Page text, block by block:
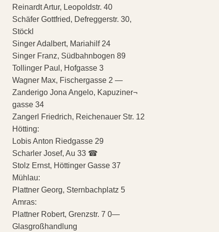
Reinardt Artur, Leopoldstr. 40
Schäfer Gottfried, Defreggerstr. 30,
Stöckl
Singer Adalbert, Mariahilf 24
Singer Franz, Südbahnbogen 89
Tollinger Paul, Hofgasse 3
Wagner Max, Fischergasse 2 —
Zanderigo Jona Angelo, Kapuziner¬
gasse 34
Zangerl Friedrich, Reichenauer Str. 12
Hötting:
Lobis Anton Riedgasse 29
Scharler Josef, Au 33 ☎
Stolz Ernst, Höttinger Gasse 37
Mühlau:
Plattner Georg, Sternbachplatz 5
Amras:
Plattner Robert, Grenzstr. 7 0—
Glasgroßhandlung